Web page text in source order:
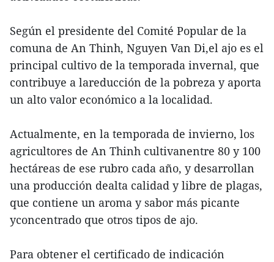
Según el presidente del Comité Popular de la
comuna de An Thinh, Nguyen Van Di,el ajo es el
principal cultivo de la temporada invernal, que
contribuye a lareducción de la pobreza y aporta
un alto valor económico a la localidad.
Actualmente, en la temporada de invierno, los
agricultores de An Thinh cultivanentre 80 y 100
hectáreas de ese rubro cada año, y desarrollan
una producción dealta calidad y libre de plagas,
que contiene un aroma y sabor más picante
yconcentrado que otros tipos de ajo.
Para obtener el certificado de indicación